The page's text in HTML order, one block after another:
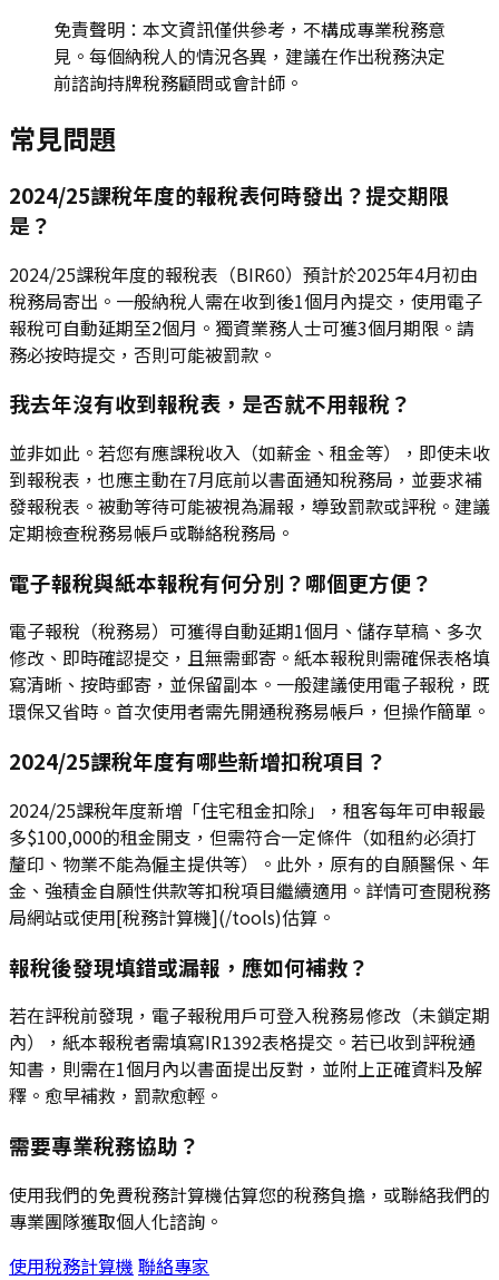
免責聲明：本文資訊僅供參考，不構成專業稅務意
見。每個納稅人的情況各異，建議在作出稅務決定
前諮詢持牌稅務顧問或會計師。
常見問題
2024/25課稅年度的報稅表何時發出？提交期限
是？
2024/25課稅年度的報稅表（BIR60）預計於2025年4月初由
稅務局寄出。一般納稅人需在收到後1個月內提交，使用電子
報稅可自動延期至2個月。獨資業務人士可獲3個月期限。請
務必按時提交，否則可能被罰款。
我去年沒有收到報稅表，是否就不用報稅？
並非如此。若您有應課稅收入（如薪金、租金等），即使未收
到報稅表，也應主動在7月底前以書面通知稅務局，並要求補
發報稅表。被動等待可能被視為漏報，導致罰款或評稅。建議
定期檢查稅務易帳戶或聯絡稅務局。
電子報稅與紙本報稅有何分別？哪個更方便？
電子報稅（稅務易）可獲得自動延期1個月、儲存草稿、多次
修改、即時確認提交，且無需郵寄。紙本報稅則需確保表格填
寫清晰、按時郵寄，並保留副本。一般建議使用電子報稅，既
環保又省時。首次使用者需先開通稅務易帳戶，但操作簡單。
2024/25課稅年度有哪些新增扣稅項目？
2024/25課稅年度新增「住宅租金扣除」，租客每年可申報最
多$100,000的租金開支，但需符合一定條件（如租約必須打
釐印、物業不能為僱主提供等）。此外，原有的自願醫保、年
金、強積金自願性供款等扣稅項目繼續適用。詳情可查閱稅務
局網站或使用[稅務計算機](/tools)估算。
報稅後發現填錯或漏報，應如何補救？
若在評稅前發現，電子報稅用戶可登入稅務易修改（未鎖定期
內），紙本報稅者需填寫IR1392表格提交。若已收到評稅通
知書，則需在1個月內以書面提出反對，並附上正確資料及解
釋。愈早補救，罰款愈輕。
需要專業稅務協助？
使用我們的免費稅務計算機估算您的稅務負擔，或聯絡我們的
專業團隊獲取個人化諮詢。
使用稅務計算機 聯絡專家